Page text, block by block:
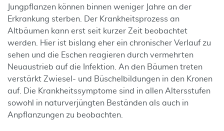
Jungpflanzen können binnen weniger Jahre an der
Erkrankung sterben. Der Krankheitsprozess an
Altbäumen kann erst seit kurzer Zeit beobachtet
werden. Hier ist bislang eher ein chronischer Verlauf zu
sehen und die Eschen reagieren durch vermehrten
Neuaustrieb auf die Infektion. An den Bäumen treten
verstärkt Zwiesel- und Büschelbildungen in den Kronen
auf. Die Krankheitssymptome sind in allen Altersstufen
sowohl in naturverjüngten Beständen als auch in
Anpflanzungen zu beobachten.